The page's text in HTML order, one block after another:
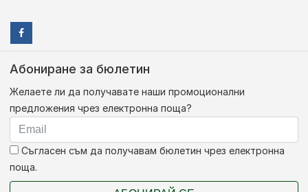
Абониране за бюлетин
Желаете ли да получавате наши промоционални
предложения чрез електронна поща?
Съгласен съм да получавам бюлетин чрез електронна
поща.